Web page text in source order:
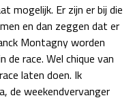
30 okt - 01 nov
za 19:00 - 20:00
zo 18:00 - 20:00
mogelijk. Er zijn er bij die
en dan zeggen dat er
Montagny worden
race. Wel chique van
laten doen. Ik
de weekendvervanger